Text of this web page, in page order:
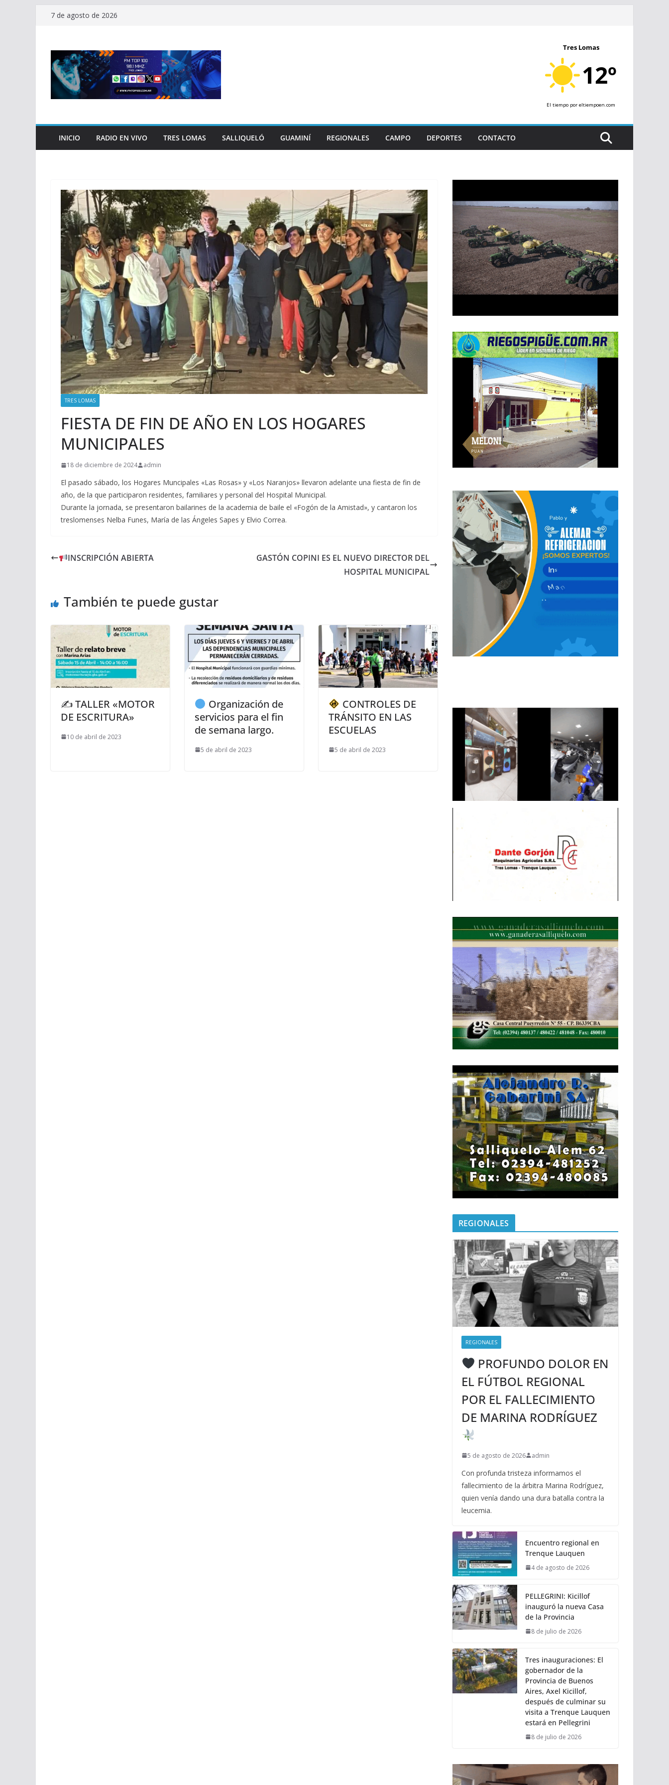
Saltar7 de agosto de 2026
Tres Lomas
12º
El tiempo por eltiempoen.com
INICIO RADIO EN VIVO TRES LOMAS SALLIQUELÓ GUAMINÍ REGIONALES CAMPO DEPORTES CONTACTO
TRES LOMAS
FIESTA DE FIN DE AÑO EN LOS HOGARES
MUNICIPALES
18 de diciembre de 2024 admin
El pasado sábado, los Hogares Muncipales «Las Rosas» y «Los Naranjos» llevaron adelante una fiesta de fin de
año, de la que participaron residentes, familiares y personal del Hospital Municipal.
Durante la jornada, se presentaron bailarines de la academia de baile el «Fogón de la Amistad», y cantaron los
treslomenses Nelba Funes, María de las Ángeles Sapes y Elvio Correa.
INSCRIPCIÓN ABIERTA
GASTÓN COPINI ES EL NUEVO DIRECTOR DEL
HOSPITAL MUNICIPAL
También te puede gustar
✍️ TALLER «MOTOR
DE ESCRITURA»
10 de abril de 2023
Organización de
servicios para el fin
de semana largo.
5 de abril de 2023
CONTROLES DE
TRÁNSITO EN LAS
ESCUELAS
5 de abril de 2023
REGIONALES
REGIONALES
PROFUNDO DOLOR EN
EL FÚTBOL REGIONAL
POR EL FALLECIMIENTO
DE MARINA RODRÍGUEZ
5 de agosto de 2026 admin
Con profunda tristeza informamos el
fallecimiento de la árbitra Marina Rodríguez,
quien venía dando una dura batalla contra la
leucemia.
Encuentro regional en
Trenque Lauquen
4 de agosto de 2026
PELLEGRINI: Kicillof
inauguró la nueva Casa
de la Provincia
8 de julio de 2026
Tres inauguraciones: El
gobernador de la
Provincia de Buenos
Aires, Axel Kicillof,
después de culminar su
visita a Trenque Lauquen
estará en Pellegrini
8 de julio de 2026